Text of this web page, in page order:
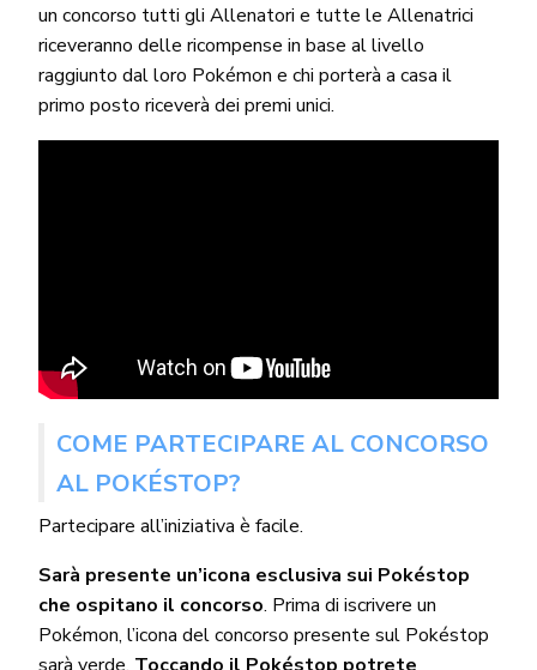
un concorso tutti gli Allenatori e tutte le Allenatrici
riceveranno delle ricompense in base al livello
raggiunto dal loro Pokémon e chi porterà a casa il
primo posto riceverà dei premi unici.
COME PARTECIPARE AL CONCORSO
AL POKÉSTOP?
Partecipare all’iniziativa è facile.
Sarà presente un’icona esclusiva sui Pokéstop
che ospitano il concorso. Prima di iscrivere un
Pokémon, l’icona del concorso presente sul Pokéstop